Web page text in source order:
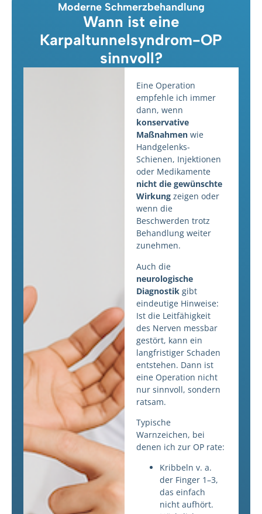
Moderne Schmerzbehandlung
Wann ist eine
Karpaltunnelsyndrom-OP
sinnvoll?
Eine Operation
empfehle ich immer
dann, wenn
konservative
Maßnahmen wie
Handgelenks-
Schienen, Injektionen
oder Medikamente
nicht die gewünschte
Wirkung zeigen oder
wenn die
Beschwerden trotz
Behandlung weiter
zunehmen.
Auch die
neurologische
Diagnostikgibt
eindeutige Hinweise:
Ist die Leitfähigkeit
des Nerven messbar
gestört, kann ein
langfristiger Schaden
entstehen. Dann ist
eine Operation nicht
nur sinnvoll, sondern
ratsam.
Typische
Warnzeichen, bei
denen ich zur OP rate:
Kribbeln v. a.
der Finger 1–3,
das einfach
nicht aufhört.